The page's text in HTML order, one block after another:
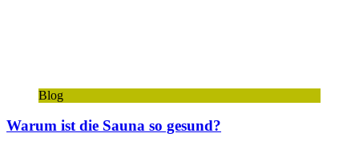
Blog
Warum ist die Sauna so gesund?